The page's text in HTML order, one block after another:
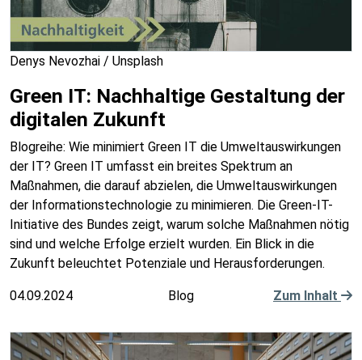
Denys Nevozhai / Unsplash
Green IT: Nachhaltige Gestaltung der
digitalen Zukunft
Blogreihe: Wie minimiert Green IT die Umweltauswirkungen
der IT? Green IT umfasst ein breites Spektrum an
Maßnahmen, die darauf abzielen, die Umweltauswirkungen
der Informationstechnologie zu minimieren. Die Green-IT-
Initiative des Bundes zeigt, warum solche Maßnahmen nötig
sind und welche Erfolge erzielt wurden. Ein Blick in die
Zukunft beleuchtet Potenziale und Herausforderungen.
04.09.2024 Blog Zum Inhalt